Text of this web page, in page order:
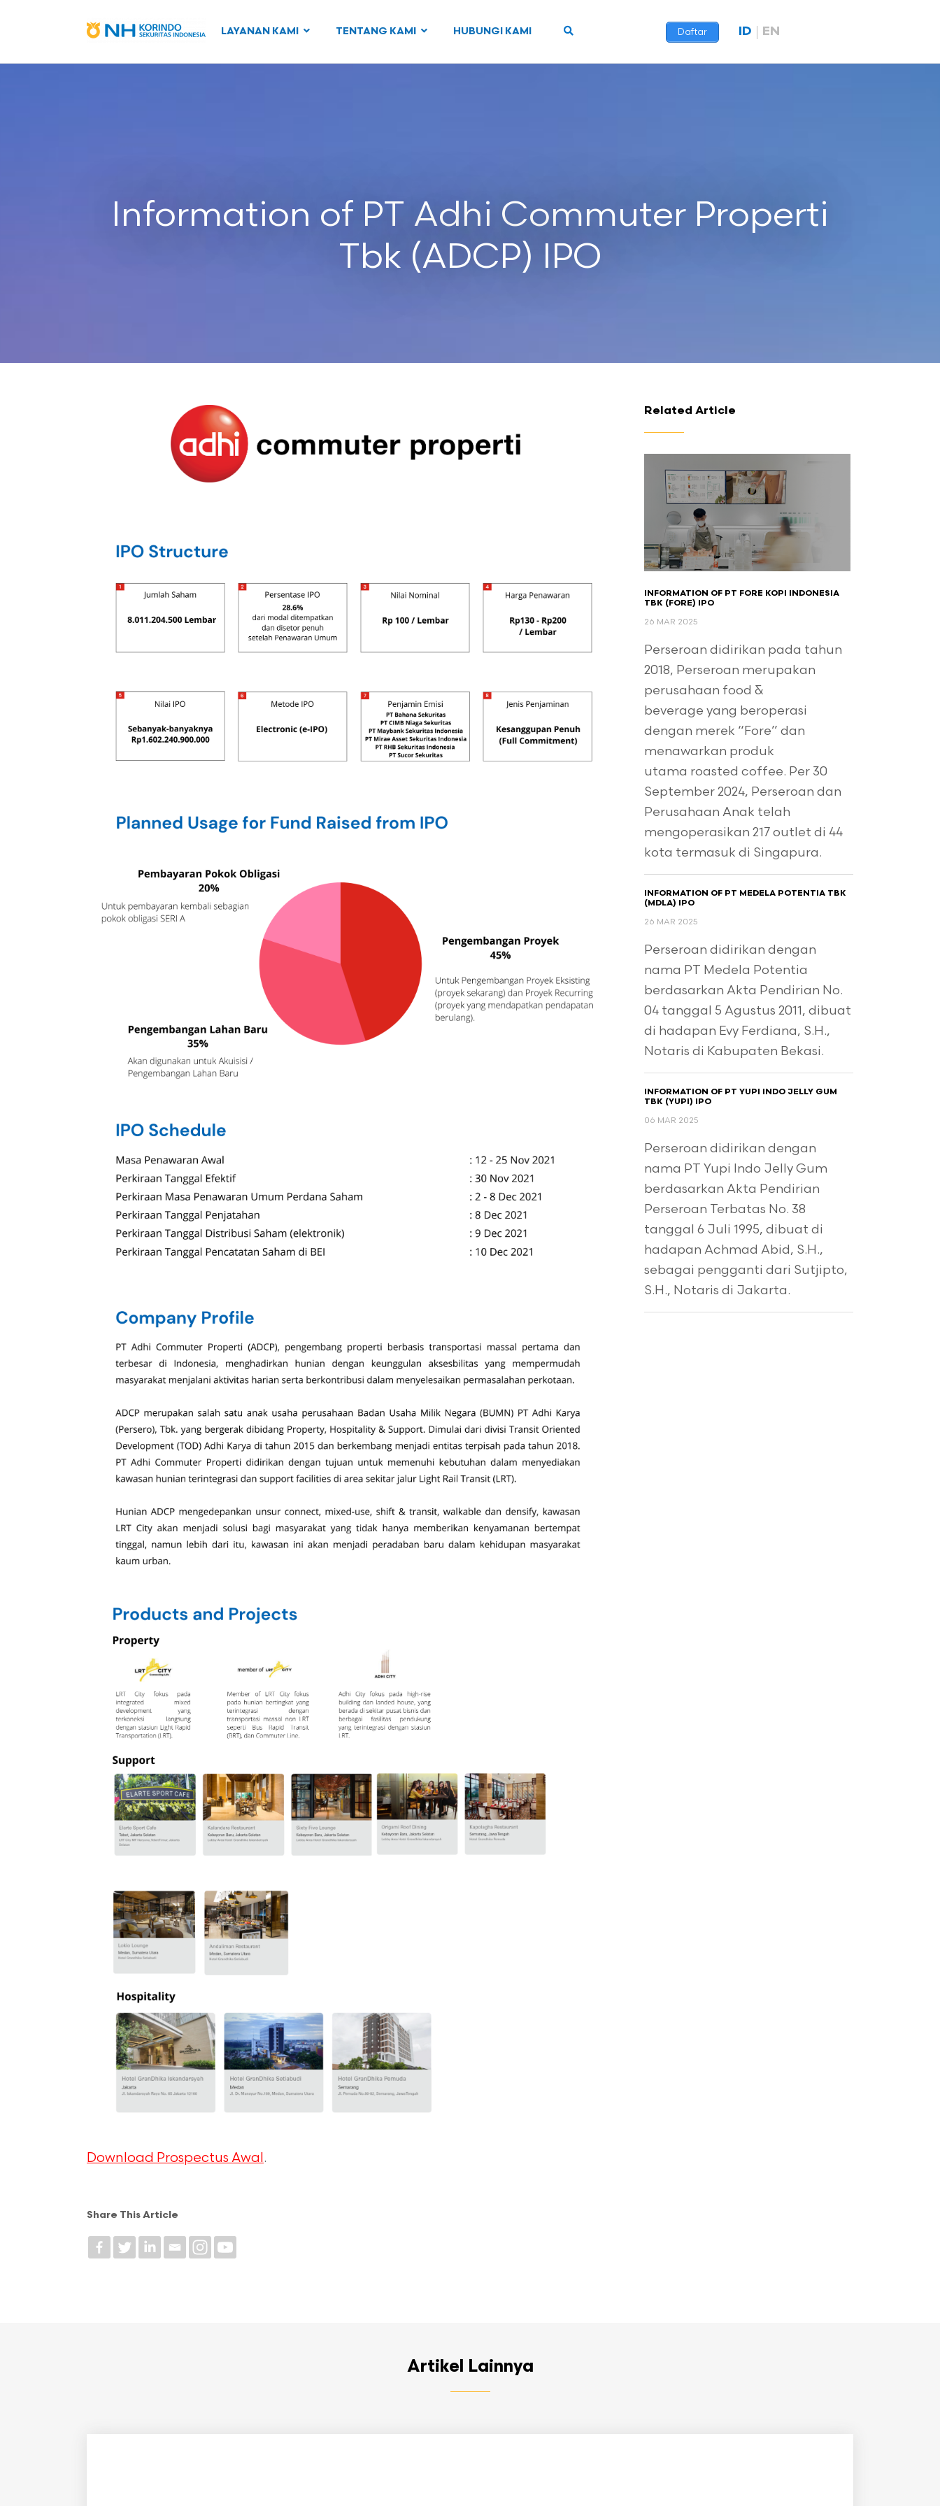
LAYANAN KAMI TENTANG KAMI HUBUNGI KAMI Daftar ID EN
Information of PT Adhi Commuter Properti
Tbk (ADCP) IPO
Download Prospectus Awal.
Share This Article
Related Article
INFORMATION OF PT FORE KOPI INDONESIA
TBK (FORE) IPO
26 MAR 2025
Perseroan didirikan pada tahun
2018, Perseroan merupakan
perusahaan food &
beverage yang beroperasi
dengan merek “Fore” dan
menawarkan produk
utama roasted coffee. Per 30
September 2024, Perseroan dan
Perusahaan Anak telah
mengoperasikan 217 outlet di 44
kota termasuk di Singapura.
INFORMATION OF PT MEDELA POTENTIA TBK
(MDLA) IPO
26 MAR 2025
Perseroan didirikan dengan
nama PT Medela Potentia
berdasarkan Akta Pendirian No.
04 tanggal 5 Agustus 2011, dibuat
di hadapan Evy Ferdiana, S.H.,
Notaris di Kabupaten Bekasi.
INFORMATION OF PT YUPI INDO JELLY GUM
TBK (YUPI) IPO
06 MAR 2025
Perseroan didirikan dengan
nama PT Yupi Indo Jelly Gum
berdasarkan Akta Pendirian
Perseroan Terbatas No. 38
tanggal 6 Juli 1995, dibuat di
hadapan Achmad Abid, S.H.,
sebagai pengganti dari Sutjipto,
S.H., Notaris di Jakarta.
Artikel Lainnya